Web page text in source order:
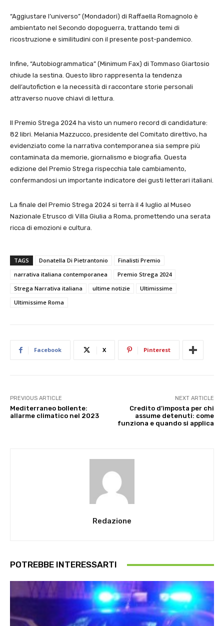
“Aggiustare l’universo” (Mondadori) di Raffaella Romagnolo è
ambientato nel Secondo dopoguerra, trattando temi di
ricostruzione e similitudini con il presente post-pandemico.
Infine, “Autobiogrammatica” (Minimum Fax) di Tommaso Giartosio
chiude la sestina. Questo libro rappresenta la tendenza
dell’autofiction e la necessità di raccontare storie personali
attraverso nuove chiavi di lettura.
Il Premio Strega 2024 ha visto un numero record di candidature:
82 libri. Melania Mazzucco, presidente del Comitato direttivo, ha
evidenziato come la narrativa contemporanea sia sempre più
contaminata da memorie, giornalismo e biografia. Questa
edizione del Premio Strega rispecchia tale cambiamento,
confermandosi un importante indicatore dei gusti letterari italiani.
La finale del Premio Strega 2024 si terrà il 4 luglio al Museo
Nazionale Etrusco di Villa Giulia a Roma, promettendo una serata
ricca di emozioni e cultura.
TAGS Donatella Di Pietrantonio
Finalisti Premio
narrativa italiana contemporanea
Premio Strega 2024
Strega Narrativa italiana
ultime notizie
Ultimissime
Ultimissime Roma
Facebook X Pinterest
PREVIOUS ARTICLE
Mediterraneo bollente:
allarme climatico nel 2023
NEXT ARTICLE
Credito d’imposta per chi
assume detenuti: come
funziona e quando si applica
Redazione
POTREBBE INTERESSARTI